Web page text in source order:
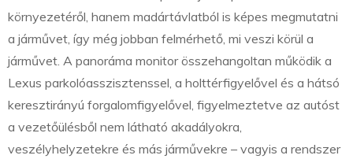
környezetéről, hanem madártávlatból is képes megmutatni
a járművet, így még jobban felmérhető, mi veszi körül a
járművet. A panoráma monitor összehangoltan működik a
Lexus parkolóasszisztenssel, a holttérfigyelővel és a hátsó
keresztirányú forgalomfigyelővel, figyelmeztetve az autóst
a vezetőülésből nem látható akadályokra,
veszélyhelyzetekre és más járművekre – vagyis a rendszer